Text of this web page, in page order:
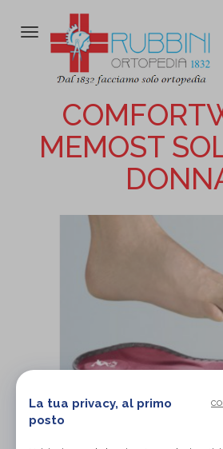
Attiva/disattiva
MEMOST
La tua privacy, al primo
posto